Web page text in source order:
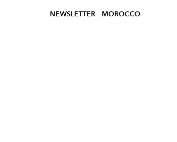
NEWSLETTER MOROCCO